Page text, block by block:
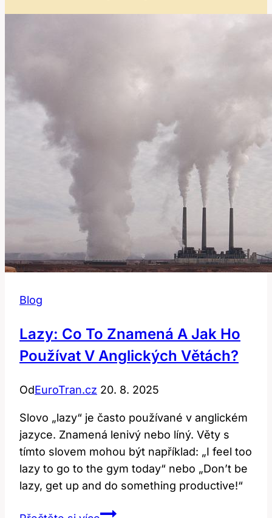
Blog
Lazy: Co To Znamená A Jak Ho
Používat V Anglických Větách?
OdEuroTran.cz 20. 8. 2025
Slovo „lazy“ je často používané v anglickém
jazyce. Znamená lenivý nebo líný. Věty s
tímto slovem mohou být například: „I feel too
lazy to go to the gym today“ nebo „Don’t be
lazy, get up and do something productive!“
Lazy: